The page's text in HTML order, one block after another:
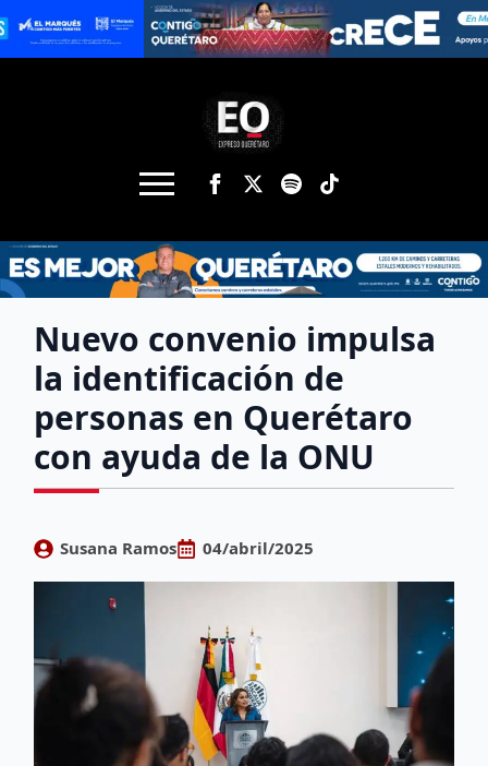
Nuevo convenio impulsa
la identificación de
personas en Querétaro
con ayuda de la ONU
Susana Ramos 04/abril/2025